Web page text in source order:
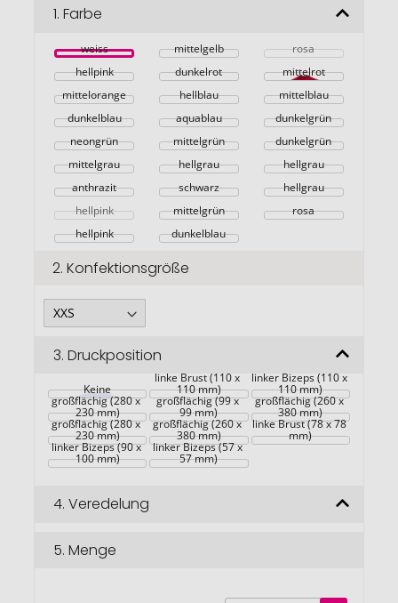
Bildgalerie
1. Farbe
weiss mittelgelb
rosa
hellpink
dunkelrot
mittelrot
mittelorange
hellblau
mittelblau
dunkelblau
aquablau
dunkelgrün
neongrün
mittelgrün
dunkelgrün
mittelgrau
hellgrau
hellgrau
anthrazit
schwarz
hellgrau
hellpink
mittelgrün
rosa
hellpink
dunkelblau
2. Konfektionsgröße
3. Druckposition
Keine
linke Brust (110 x
110 mm)
linker Bizeps (110 x
110 mm)
Rückseite
großflächig (280 x
230 mm)
Rückseite
großflächig (99 x
99 mm)
Rückseite
großflächig (260 x
380 mm)
Vorderseite
großflächig (280 x
230 mm)
Vorderseite
großflächig (260 x
380 mm)
linke Brust (78 x 78
mm)
linker Bizeps (90 x
100 mm)
linker Bizeps (57 x
57 mm)
4. Veredelung
5. Menge